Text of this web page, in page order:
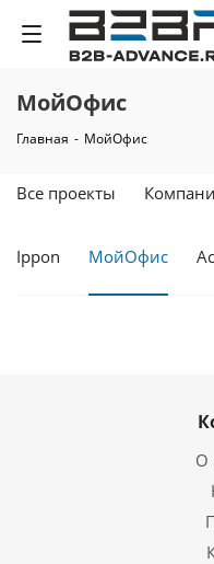
МойОфис
Главная - МойОфис
Все проекты
Ippon МойОфис
О